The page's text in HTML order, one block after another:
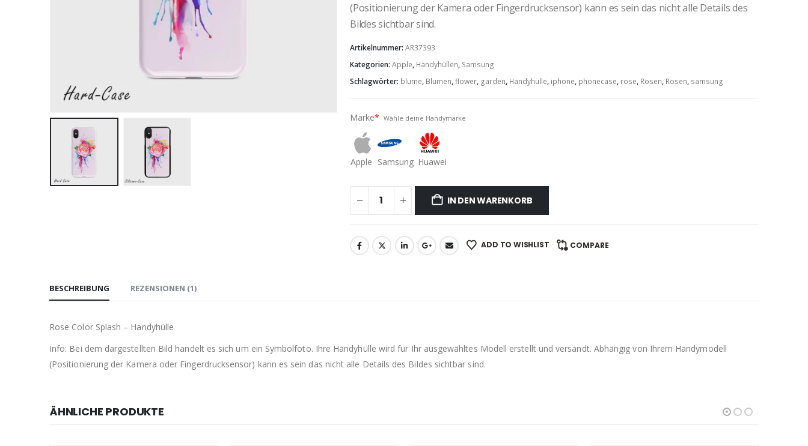
(Positionierung der Kamera oder Fingerdrucksensor) kann es sein das nicht alle Details des
Bildes sichtbar sind.
Artikelnummer: AR37393
Kategorien: Apple, Handyhüllen, Samsung
Schlagwörter: blume, Blumen,flower, garden, Handyhülle, iphone, phonecase, rose, Rosen, Rosen, samsung
Marke* Wähle deine Handymarke
Apple Samsung Huawei
IN DEN WARENKORB
ADD TO WISHLIST COMPARE
BESCHREIBUNG REZENSIONEN (1)
Rose Color Splash – Handyhülle
Info: Bei dem dargestellten Bild handelt es sich um ein Symbolfoto. Ihre Handyhülle wird für Ihr ausgewähltes Modell erstellt und versandt. Abhängig von Ihrem Handymodell
(Positionierung der Kamera oder Fingerdrucksensor) kann es sein das nicht alle Details des Bildes sichtbar sind.
ÄHNLICHE PRODUKTE